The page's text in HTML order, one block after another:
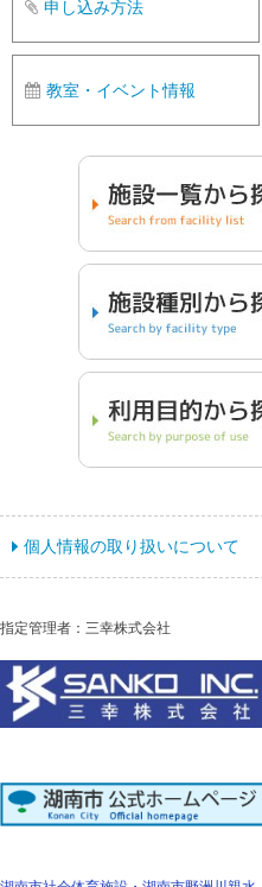
申し込み方法
教室・イベント情報
個人情報の取り扱いについて
指定管理者：三幸株式会社